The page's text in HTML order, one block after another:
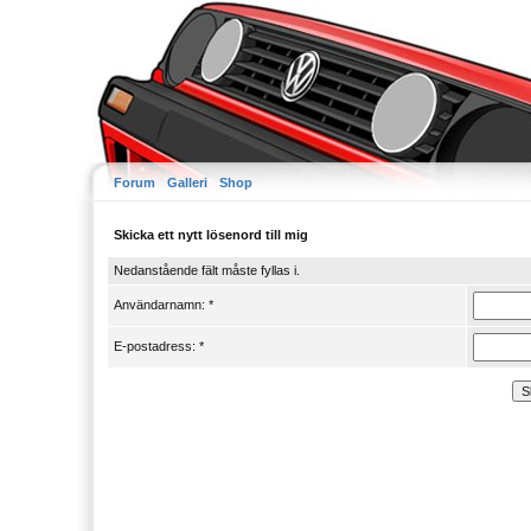
Forum Galleri Shop
Skicka ett nytt lösenord till mig
Nedanstående fält måste fyllas i.
Användarnamn: *
E-postadress: *